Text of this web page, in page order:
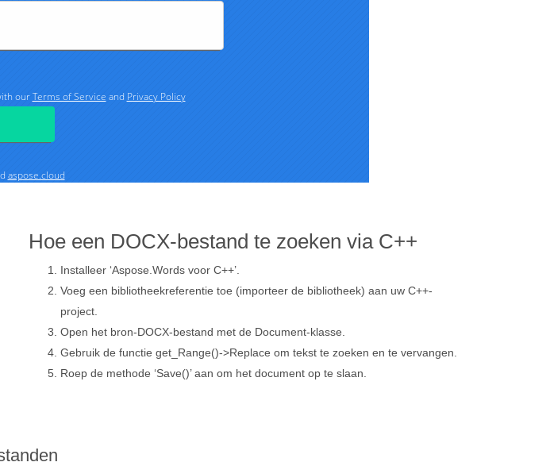
Hoe een DOCX-bestand te zoeken via C++
Installeer ‘Aspose.Words voor C++’.
Voeg een bibliotheekreferentie toe (importeer de bibliotheek) aan uw C++-
project.
Open het bron-DOCX-bestand met de Document-klasse.
Gebruik de functie get_Range()->Replace om tekst te zoeken en te vervangen.
Roep de methode ‘Save()’ aan om het document op te slaan.